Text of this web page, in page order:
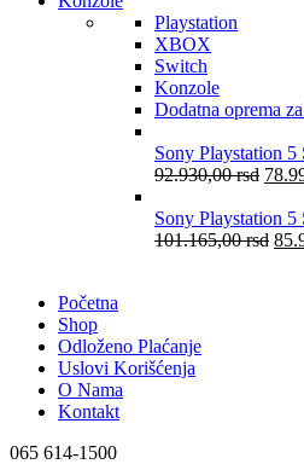
Playstation
XBOX
Switch
Konzole
Dodatna oprema
Sony Playstation
92.930,00rsd
Sony Playstation
101.165,00rsd
Početna
Shop
Odloženo Plaćanje
Uslovi Korišćenja
O Nama
Kontakt
065 614-1500